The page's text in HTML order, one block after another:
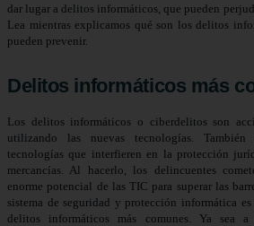
dar lugar a delitos informáticos, que pueden
Lea mientras explicamos qué son los delitos
pueden prevenir.
Delitos informáticos más
Los delitos informáticos o ciberdelitos son
utilizando las nuevas tecnologías.
tecnologías que interfieren en la protección
mercancías. Al hacerlo, los delincuentes
enorme potencial de las TIC para superar las
sistema de seguridad y protección informática
delitos informáticos más comunes. Ya sea